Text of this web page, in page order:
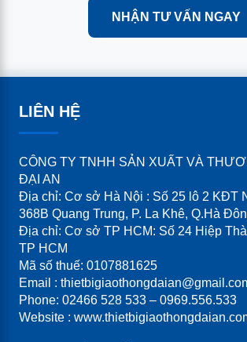
NHẬN TƯ VẤN NGAY
LIÊN HỆ
CÔNG TY TNHH SẢN XUẤT VÀ
ĐẠI AN
Địa chỉ: Cơ sở Hà Nội : Số 25 lô 2 KĐT
368B Quang Trung, P. La Khê, Q.Hà
Địa chỉ: Cơ sở TP HCM: Số 24 Hiệp
TP HCM
Mã số thuế: 0107881625
Email :
Phone: 02466 528 533 – 0969.556.533
Website :